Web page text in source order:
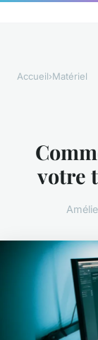
Accueil›Matériel
votre
Amélie